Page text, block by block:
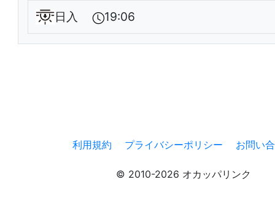
日入 19:06
利用規約 プライバシーポリシー お問い
© 2010-2026 オカッパリンク